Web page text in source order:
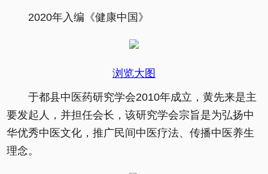
2020年入编《健康中国》
浏览大图
于都县中医药研究学会2010年成立，黄先来是主
要发起人，并担任会长，该研究学会宗旨是为弘扬中
华优秀中医文化，推广民间中医疗法、传播中医养生
理念。